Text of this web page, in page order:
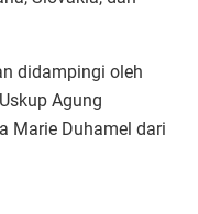
didampingi oleh
Agung
Marie Duhamel dari